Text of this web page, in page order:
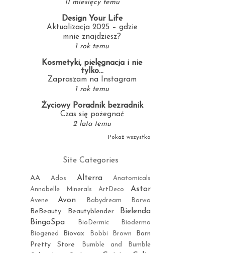
11 miesięcy temu
Design Your Life
Aktualizacja 2025 – gdzie
mnie znajdziesz?
1 rok temu
Kosmetyki, pielęgnacja i nie
tylko...
Zapraszam na Instagram
1 rok temu
Życiowy Poradnik bezradnik
Czas się pożegnać
2 lata temu
Pokaż wszystko
Site Categories
AA Ados Alterra
Anatomicals
Annabelle Minerals
ArtDeco Astor
Avene Avon Babydream Barwa
BeBeauty Beautyblender
Bielenda
BingoSpa
BioDermic
Bioderma
Biogened
Biovax Bobbi Brown
Born
Pretty Store
Bumble and Bumble